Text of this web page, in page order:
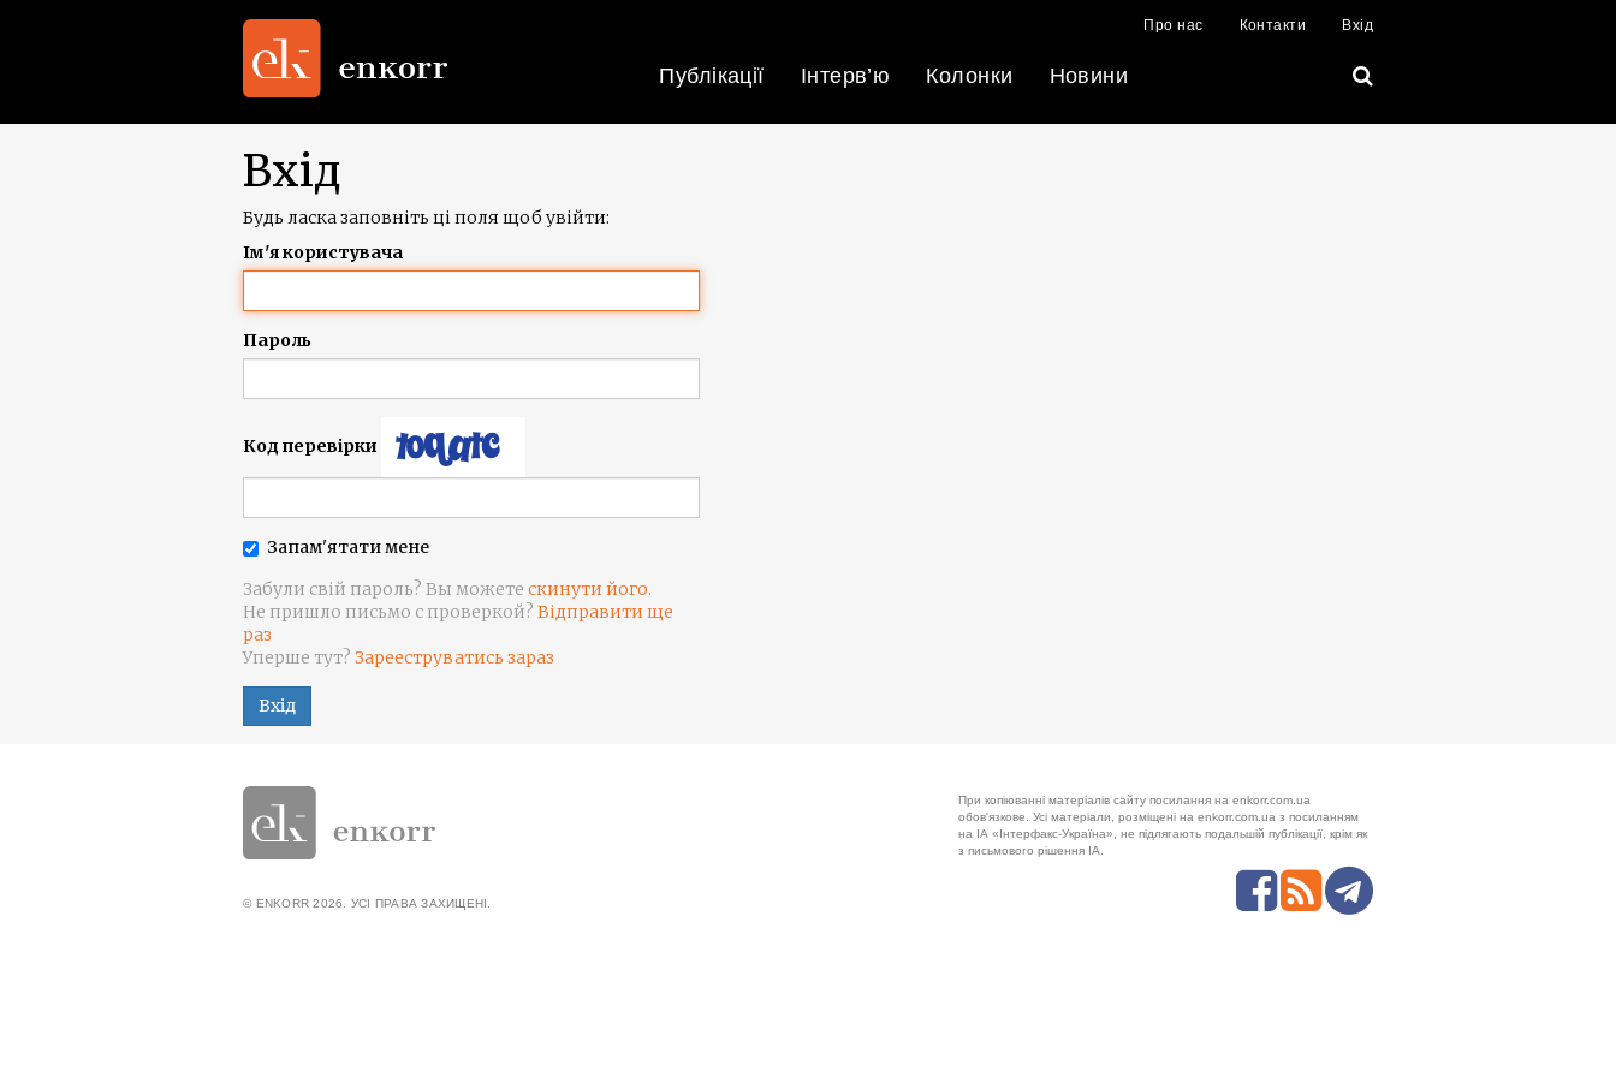
Про нас Контакти Вхід
Публікації Інтерв’ю Колонки Новини
Вхід
Будь ласка заповніть ці поля щоб увійти:
Ім'я користувача
Пароль
Код перевірки
Запам'ятати мене
Забули свій пароль? Вы можете скинути його.
Не пришло письмо с проверкой? Відправити ще
раз
Уперше тут? Зарееструватись зараз
Вхід
При копіюванні матеріалів сайту посилання на enkorr.com.ua
обов'язкове. Усі матеріали, розміщені на enkorr.com.ua з посиланням
на ІА «Інтерфакс-Україна», не підлягають подальшій публікації, крім як
з письмового рішення ІА.
© ENKORR 2026. УСІ ПРАВА ЗАХИЩЕНІ.